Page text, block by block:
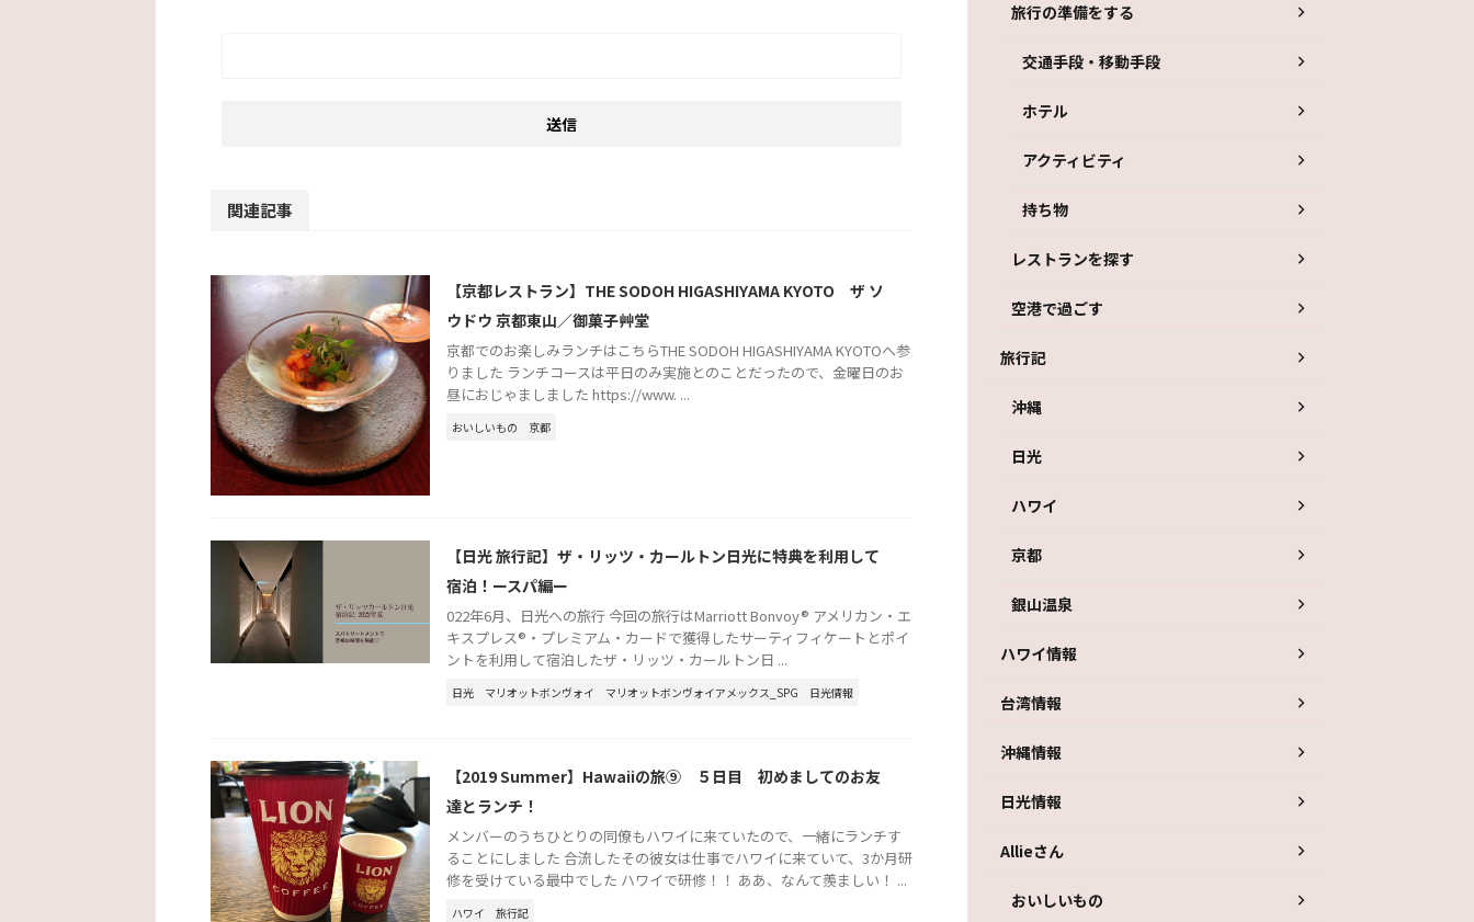
関連記事
【京都レストラン】THE SODOH HIGASHIYAMA KYOTO ザ ソ
ウドウ 京都東山／御菓子艸堂
京都でのお楽しみランチはこちらTHE SODOH HIGASHIYAMA KYOTOへ参
りました ランチコースは平日のみ実施とのことだったので、金曜日のお
昼におじゃましました https://www. ...
おいしいもの 京都
【日光 旅行記】ザ・リッツ・カールトン日光に特典を利用して
宿泊！ースパ編ー
022年6月、日光への旅行 今回の旅行はMarriott Bonvoy® アメリカン・エ
キスプレス®・プレミアム・カードで獲得したサーティフィケートとポイ
ントを利用して宿泊したザ・リッツ・カールトン日 ...
日光 マリオットボンヴォイ マリオットボンヴォイアメックス_SPG 日光情報
【2019 Summer】Hawaiiの旅⑨ ５日目 初めましてのお友
達とランチ！
メンバーのうちひとりの同僚もハワイに来ていたので、一緒にランチす
ることにしました 合流したその彼女は仕事でハワイに来ていて、3か月研
修を受けている最中でした ハワイで研修！！ ああ、なんて羨ましい！ ...
ハワイ 旅行記
旅行の準備をする
交通手段・移動手段
ホテル
アクティビティ
持ち物
レストランを探す
空港で過ごす
旅行記
沖縄
日光
ハワイ
京都
銀山温泉
ハワイ情報
台湾情報
沖縄情報
日光情報
Allieさん
おいしいもの